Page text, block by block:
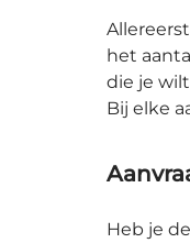
het
die je
Bij elke
Heb je